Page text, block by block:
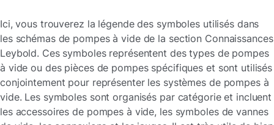
Ici, vous trouverez la légende des symboles utilisés dans
les schémas de pompes à vide de la section Connaissances
Leybold. Ces symboles représentent des types de pompes
à vide ou des pièces de pompes spécifiques et sont utilisés
conjointement pour représenter les systèmes de pompes à
vide. Les symboles sont organisés par catégorie et incluent
les accessoires de pompes à vide, les symboles de vannes